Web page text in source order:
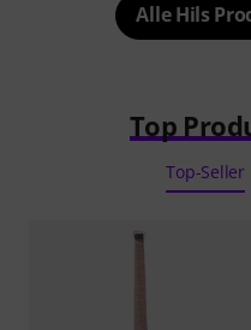
Alle Hils
Top
Top-Seller